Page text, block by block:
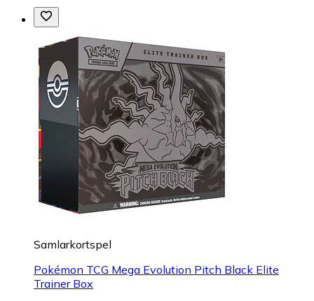
Samlarkortspel
Pokémon TCG Mega Evolution Pitch Black Elite
Trainer Box